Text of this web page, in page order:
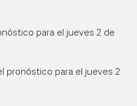
para el jueves 2 de
pronóstico para el jueves 2